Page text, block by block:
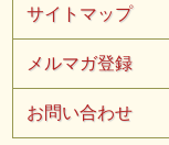
サイトマップ
メルマガ登録
お問い合わせ